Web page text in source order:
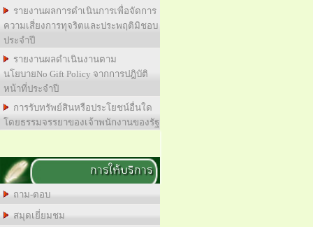
รายงานผลการดำเนินการเพื่อจัดการ
ความเสี่ยงการทุจริตและประพฤติมิชอบ
ประจำปี
รายงานผลดำเนินงานตาม
นโยบายNo Gift Policy จากการปฎิบัติ
หน้าที่ประจำปี
การรับทรัพย์สินหรือประโยชน์อื่นใด
โดยธรรมจรรยาของเจ้าพนักงานของรัฐ
การให้บริการ
ถาม-ตอบ
สมุดเยี่ยมชม